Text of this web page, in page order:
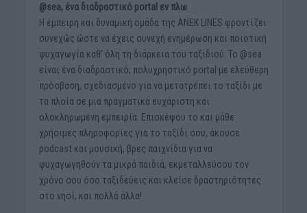
@sea, ένα διαδραστικό portal εν πλω
Η έμπειρη και δυναμική ομάδα της ΑΝΕΚ LINES φροντίζει
συνεχώς ώστε να έχεις συνεχή ενημέρωση και ποιοτική
ψυχαγωγία καθ’ όλη τη διάρκεια του ταξιδιού. Το @sea
είναι ένα διαδραστικό, πολυχρηστικό portal με ελεύθερη
πρόσβαση, σχεδιασμένο για να μετατρέπει το ταξίδι με
τα πλοία σε μια πραγματικά ευχάριστη και
ολοκληρωμένη εμπειρία. Επισκέψου το και μάθε
χρήσιμες πληροφορίες για το ταξίδι σου, άκουσε
podcast και μουσική, βρες παιχνίδια για να
ψυχαγωγηθούν τα μικρά παιδιά, εκμεταλλεύσου τον
χρόνο σου όσο ταξιδεύεις και κλείσε δραστηριότητες
στο νησί, και πολλά άλλα!